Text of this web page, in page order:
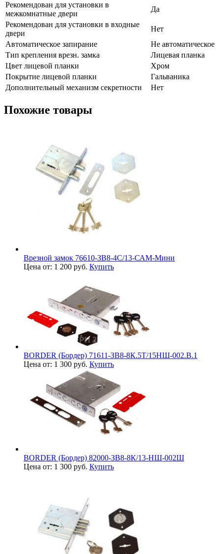
Рекомендован для установки в
межкомнатные двери
Да
Рекомендован для установки в входные
двери
Нет
Автоматическое запирание
Не автоматическое
Тип крепления врезн. замка
Лицевая планка
Цвет лицевой планки
Хром
Покрытие лицевой планки
Гальваника
Дополнительный механизм секретности
Нет
Похожие товары
Врезной замок 76610-ЗВ8-4С/13-САМ-Мини
Цена от: 1 200 руб. Купить
BORDER (Бордер) 71611-ЗВ8-8К.5Т/15НШ-002.В.1
Цена от: 1 300 руб. Купить
BORDER (Бордер) 82000-ЗВ8-8К/13-НШ-002Ш
Цена от: 1 300 руб. Купить